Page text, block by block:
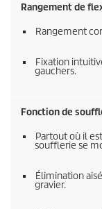
Rangement de
Rangement
Fixation
gauchers.
Fonction de
Partout où il
soufflerie se
Élimination
gravier.